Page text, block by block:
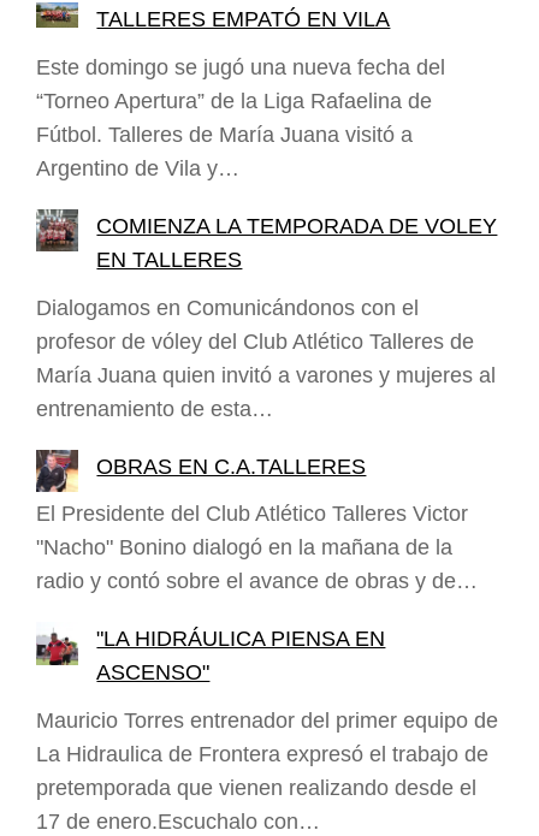
TALLERES EMPATÓ EN VILA
Este domingo se jugó una nueva fecha del
“Torneo Apertura” de la Liga Rafaelina de
Fútbol. Talleres de María Juana visitó a
Argentino de Vila y…
COMIENZA LA TEMPORADA DE VOLEY
EN TALLERES
Dialogamos en Comunicándonos con el
profesor de vóley del Club Atlético Talleres de
María Juana quien invitó a varones y mujeres al
entrenamiento de esta…
OBRAS EN C.A.TALLERES
El Presidente del Club Atlético Talleres Victor
"Nacho" Bonino dialogó en la mañana de la
radio y contó sobre el avance de obras y de…
"LA HIDRÁULICA PIENSA EN
ASCENSO"
Mauricio Torres entrenador del primer equipo de
La Hidraulica de Frontera expresó el trabajo de
pretemporada que vienen realizando desde el
17 de enero.Escuchalo con…